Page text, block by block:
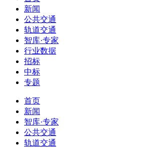
新闻
公共交通
轨道交通
智库·专家
行业数据
招标
中标
专题
首页
新闻
智库·专家
公共交通
轨道交通